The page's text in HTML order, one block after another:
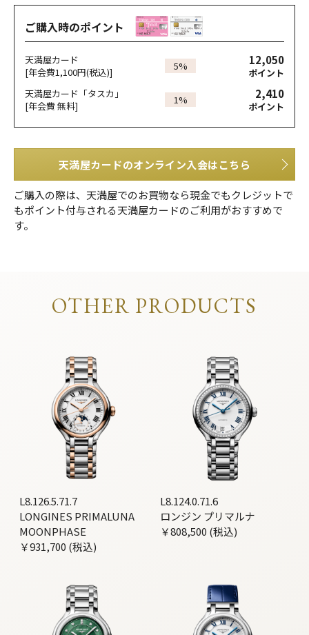
ご購入時のポイント
天満屋カード
[年会費1,100円(税込)]
5% 12,050
ポイント
天満屋カード「タスカ」
[年会費 無料]
1% 2,410
ポイント
天満屋カードのオンライン入会はこちら
ご購入の際は、天満屋でのお買物なら現金でもクレジットで
もポイント付与される天満屋カードのご利用がおすすめで
す。
OTHER PRODUCTS
L8.126.5.71.7
LONGINES PRIMALUNA
MOONPHASE
￥931,700 (税込)
L8.124.0.71.6
ロンジン プリマルナ
￥808,500 (税込)